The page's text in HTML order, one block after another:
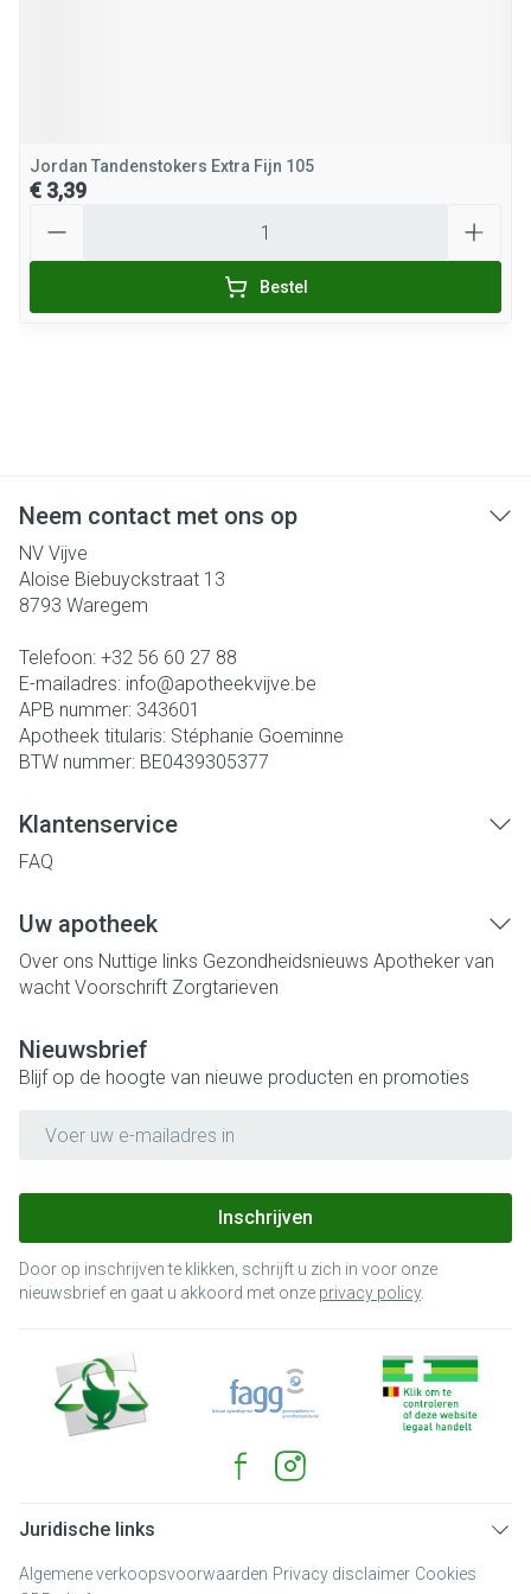
Jordan Tandenstokers Extra Fijn 105
€ 3,39
Bestel
Neem contact met ons op
NV Vijve
Aloise Biebuyckstraat 13
8793 Waregem
Telefoon: +32 56 60 27 88
E-mailadres: info@apotheekvijve.be
APB nummer: 343601
Apotheek titularis: Stéphanie Goeminne
BTW nummer: BE0439305377
Klantenservice
FAQ
Uw apotheek
Over ons Nuttige links Gezondheidsnieuws Apotheker van
wacht Voorschrift Zorgtarieven
Nieuwsbrief
Blijf op de hoogte van nieuwe producten en promoties
Inschrijven
Door op inschrijven te klikken, schrijft u zich in voor onze
nieuwsbrief en gaat u akkoord met onze privacy policy.
Juridische links
Algemene verkoopsvoorwaarden Privacy disclaimer Cookies